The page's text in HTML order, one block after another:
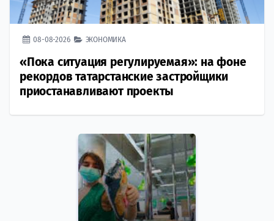
08-08-2026 ЭКОНОМИКА
«Пока ситуация регулируемая»: на фоне
рекордов татарстанские застройщики
приостанавливают проекты